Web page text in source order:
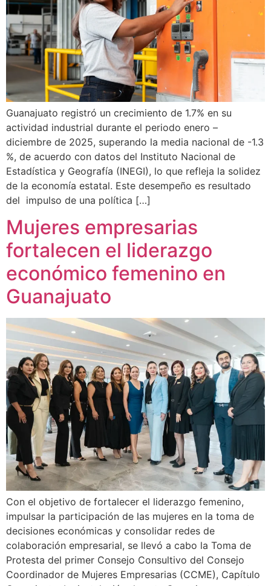
Guanajuato registró un crecimiento de 1.7% en su
actividad industrial durante el periodo enero –
diciembre de 2025, superando la media nacional de -1.3
%, de acuerdo con datos del Instituto Nacional de
Estadística y Geografía (INEGI), lo que refleja la solidez
de la economía estatal. Este desempeño es resultado
del impulso de una política […]
Mujeres empresarias
fortalecen el liderazgo
económico femenino en
Guanajuato
Con el objetivo de fortalecer el liderazgo femenino,
impulsar la participación de las mujeres en la toma de
decisiones económicas y consolidar redes de
colaboración empresarial, se llevó a cabo la Toma de
Protesta del primer Consejo Consultivo del Consejo
Coordinador de Mujeres Empresarias (CCME), Capítulo